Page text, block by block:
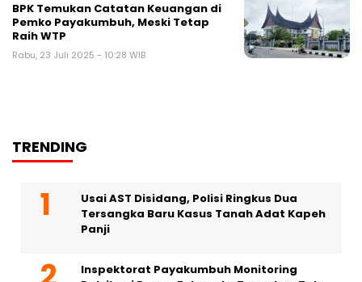
BPK Temukan Catatan Keuangan di
Pemko Payakumbuh, Meski Tetap
Raih WTP
Rabu, 23 Juli 2025 - 10:28 WIB
TRENDING
Usai AST Disidang, Polisi Ringkus Dua
Tersangka Baru Kasus Tanah Adat Kapeh
Panji
Inspektorat Payakumbuh Monitoring